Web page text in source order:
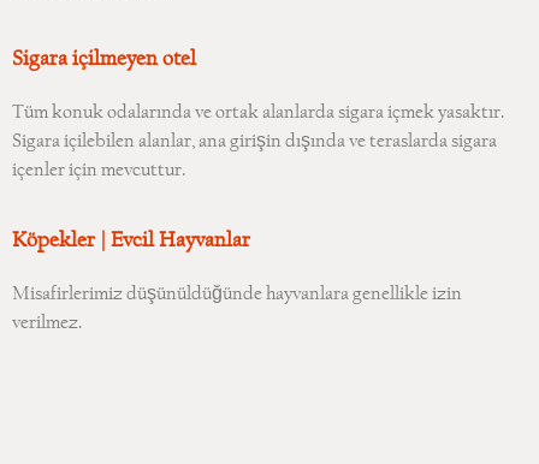
Sigara içilmeyen otel
Tüm konuk odalarında ve ortak alanlarda sigara içmek yasaktır.
Sigara içilebilen alanlar, ana girişin dışında ve teraslarda sigara
içenler için mevcuttur.
Köpekler | Evcil Hayvanlar
Misafirlerimiz düşünüldüğünde hayvanlara genellikle izin
verilmez.